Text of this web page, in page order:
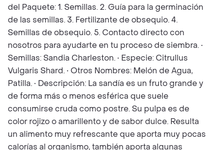
del Paquete: 1. Semillas. 2. Guía para la germinación
de las semillas. 3. Fertilizante de obsequio. 4.
Semillas de obsequio. 5. Contacto directo con
nosotros para ayudarte en tu proceso de siembra. •
Semillas: Sandia Charleston. • Especie: Citrullus
Vulgaris Shard. • Otros Nombres: Melón de Agua,
Patilla. • Descripción: La sandía es un fruto grande y
de forma más o menos esférica que suele
consumirse cruda como postre. Su pulpa es de
color rojizo o amarillento y de sabor dulce. Resulta
un alimento muy refrescante que aporta muy pocas
calorías al organismo, también aporta algunas